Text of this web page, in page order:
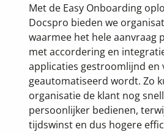
Met de Easy Onboarding
Docspro bieden we
waarmee het hele aanvraag
met accordering en
applicaties gestroomlijnd en
geautomatiseerd wordt. Zo
organisatie de klant nog
persoonlijker bedienen,
tijdswinst en dus hogere